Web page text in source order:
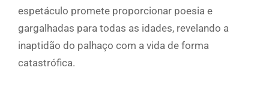
espetáculo promete proporcionar poesia e
gargalhadas para todas as idades, revelando a
inaptidão do palhaço com a vida de forma
catastrófica.